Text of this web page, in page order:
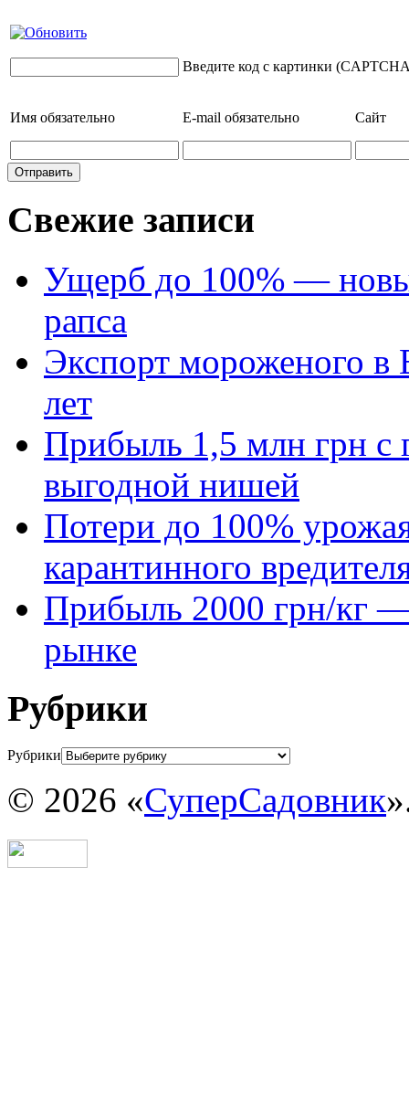
Введите код с картинки
Имя обязательно E-mail обязательно Сайт
Свежие записи
Ущерб до 100% —
рапса
Экспорт мороженого в
лет
Прибыль 1,5 млн грн с
выгодной нишей
Потери до 100%
карантинного
Прибыль 2000 грн/кг —
рынке
Рубрики
Рубрики
© 2026 «СуперСадовник